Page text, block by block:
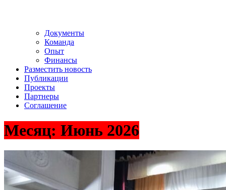
Документы
Команда
Опыт
Финансы
Разместить новость
Публикации
Проекты
Партнеры
Соглашение
Месяц: Июнь 2026